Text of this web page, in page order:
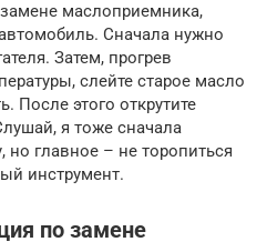
маслоприемника,
Сначала нужно
Затем, прогрев
слейте старое масло
После этого открутите
я тоже сначала
но главное – не торопиться
инструмент.
по замене